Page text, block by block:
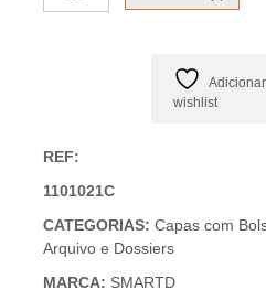
wishlist
REF:
1101021C
CATEGORIAS: Capas com
Arquivo e Dossiers
MARCA: SMARTD